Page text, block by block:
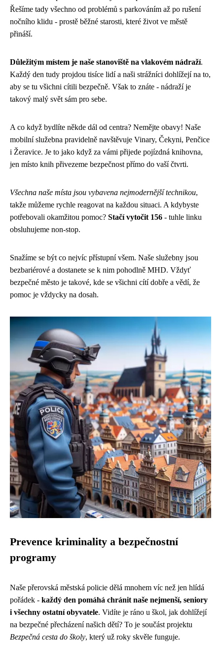
Řešíme tady všechno od problémů s parkováním až po rušení
nočního klidu - prostě běžné starosti, které život ve městě
přináší.
Důležitým místem je naše stanoviště na vlakovém nádraží.
Každý den tudy projdou tisíce lidí a naši strážníci dohlížejí na to,
aby se tu všichni cítili bezpečně. Však to znáte - nádraží je
takový malý svět sám pro sebe.
A co když bydlíte někde dál od centra? Nemějte obavy! Naše
mobilní služebna pravidelně navštěvuje Vinary, Čekyni, Penčice
i Žeravice. Je to jako když za vámi přijede pojízdná knihovna,
jen místo knih přivezeme bezpečnost přímo do vaší čtvrti.
Všechna naše místa jsou vybavena nejmodernější technikou,
takže můžeme rychle reagovat na každou situaci. A kdybyste
potřebovali okamžitou pomoc? Stačí vytočit 156 - tuhle linku
obsluhujeme non-stop.
Snažíme se být co nejvíc přístupní všem. Naše služebny jsou
bezbariérové a dostanete se k nim pohodlně MHD. Vždyť
bezpečné město je takové, kde se všichni cítí dobře a vědí, že
pomoc je vždycky na dosah.
Prevence kriminality a bezpečnostní
programy
Naše přerovská městská policie dělá mnohem víc než jen hlídá
pořádek - každý den pomáhá chránit naše nejmenší, seniory
i všechny ostatní obyvatele. Vidíte je ráno u škol, jak dohlížejí
na bezpečné přecházení našich dětí? To je součást projektu
Bezpečná cesta do školy, který už roky skvěle funguje.